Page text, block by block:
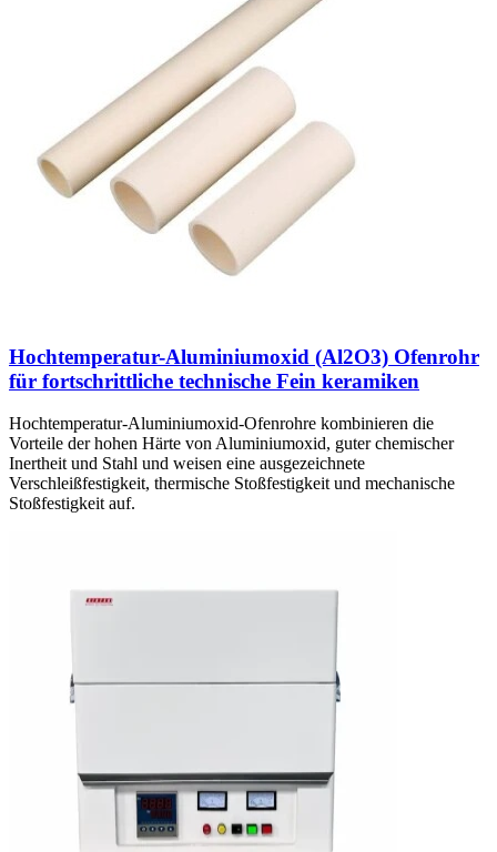
Hochtemperatur-Aluminiumoxid (Al2O3) Ofenrohr
für fortschrittliche technische Fein keramiken
Hochtemperatur-Aluminiumoxid-Ofenrohre kombinieren die
Vorteile der hohen Härte von Aluminiumoxid, guter chemischer
Inertheit und Stahl und weisen eine ausgezeichnete
Verschleißfestigkeit, thermische Stoßfestigkeit und mechanische
Stoßfestigkeit auf.